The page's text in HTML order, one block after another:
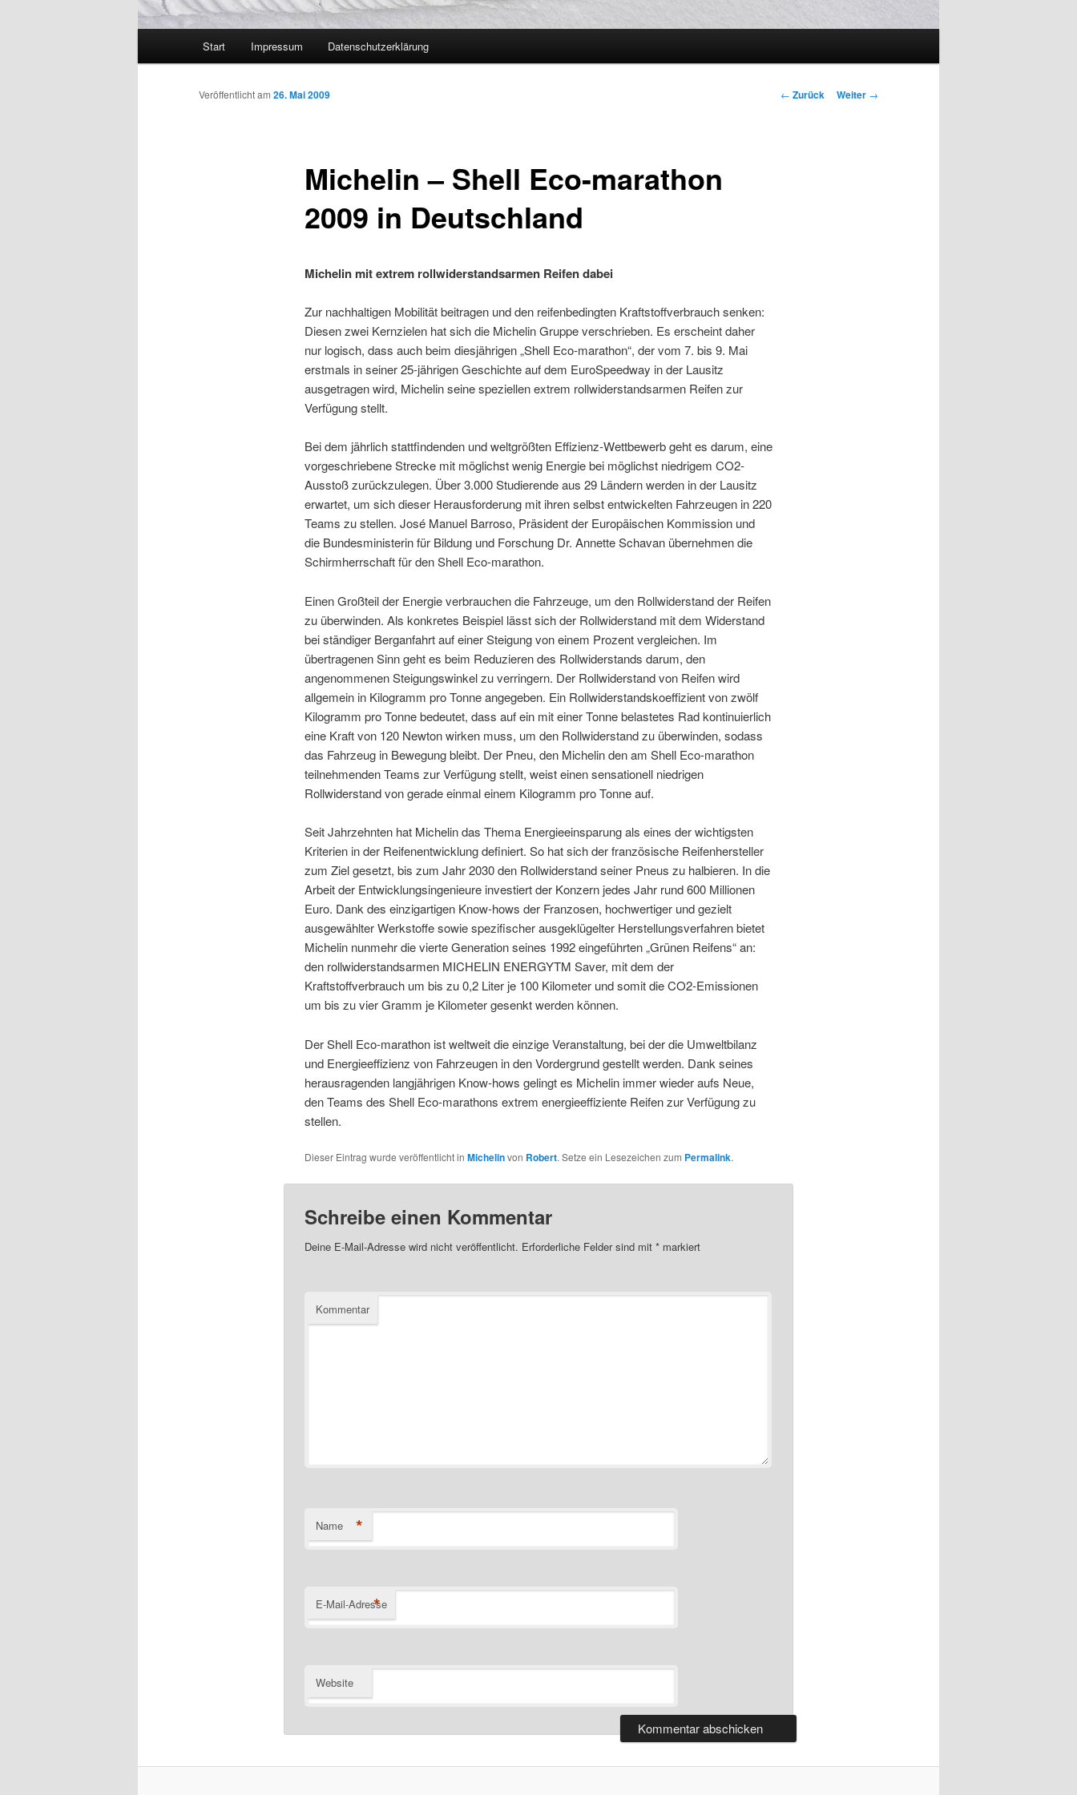
Start Impressum Datenschutzerklärung
Beitrags-
← Zurück Weiter →
Michelin – Shell Eco-marathon
2009 in Deutschland
Veröffentlicht am 26. Mai 2009
Michelin mit extrem rollwiderstandsarmen Reifen dabei
Zur nachhaltigen Mobilität beitragen und den reifenbedingten Kraftstoffverbrauch senken:
Diesen zwei Kernzielen hat sich die Michelin Gruppe verschrieben. Es erscheint daher
nur logisch, dass auch beim diesjährigen „Shell Eco-marathon“, der vom 7. bis 9. Mai
erstmals in seiner 25-jährigen Geschichte auf dem EuroSpeedway in der Lausitz
ausgetragen wird, Michelin seine speziellen extrem rollwiderstandsarmen Reifen zur
Verfügung stellt.
Bei dem jährlich stattfindenden und weltgrößten Effizienz-Wettbewerb geht es darum, eine
vorgeschriebene Strecke mit möglichst wenig Energie bei möglichst niedrigem CO2-
Ausstoß zurückzulegen. Über 3.000 Studierende aus 29 Ländern werden in der Lausitz
erwartet, um sich dieser Herausforderung mit ihren selbst entwickelten Fahrzeugen in 220
Teams zu stellen. José Manuel Barroso, Präsident der Europäischen Kommission und
die Bundesministerin für Bildung und Forschung Dr. Annette Schavan übernehmen die
Schirmherrschaft für den Shell Eco-marathon.
Einen Großteil der Energie verbrauchen die Fahrzeuge, um den Rollwiderstand der Reifen
zu überwinden. Als konkretes Beispiel lässt sich der Rollwiderstand mit dem Widerstand
bei ständiger Berganfahrt auf einer Steigung von einem Prozent vergleichen. Im
übertragenen Sinn geht es beim Reduzieren des Rollwiderstands darum, den
angenommenen Steigungswinkel zu verringern. Der Rollwiderstand von Reifen wird
allgemein in Kilogramm pro Tonne angegeben. Ein Rollwiderstandskoeffizient von zwölf
Kilogramm pro Tonne bedeutet, dass auf ein mit einer Tonne belastetes Rad kontinuierlich
eine Kraft von 120 Newton wirken muss, um den Rollwiderstand zu überwinden, sodass
das Fahrzeug in Bewegung bleibt. Der Pneu, den Michelin den am Shell Eco-marathon
teilnehmenden Teams zur Verfügung stellt, weist einen sensationell niedrigen
Rollwiderstand von gerade einmal einem Kilogramm pro Tonne auf.
Seit Jahrzehnten hat Michelin das Thema Energieeinsparung als eines der wichtigsten
Kriterien in der Reifenentwicklung definiert. So hat sich der französische Reifenhersteller
zum Ziel gesetzt, bis zum Jahr 2030 den Rollwiderstand seiner Pneus zu halbieren. In die
Arbeit der Entwicklungsingenieure investiert der Konzern jedes Jahr rund 600 Millionen
Euro. Dank des einzigartigen Know-hows der Franzosen, hochwertiger und gezielt
ausgewählter Werkstoffe sowie spezifischer ausgeklügelter Herstellungsverfahren bietet
Michelin nunmehr die vierte Generation seines 1992 eingeführten „Grünen Reifens“ an:
den rollwiderstandsarmen MICHELIN ENERGYTM Saver, mit dem der
Kraftstoffverbrauch um bis zu 0,2 Liter je 100 Kilometer und somit die CO2-Emissionen
um bis zu vier Gramm je Kilometer gesenkt werden können.
Der Shell Eco-marathon ist weltweit die einzige Veranstaltung, bei der die Umweltbilanz
und Energieeffizienz von Fahrzeugen in den Vordergrund gestellt werden. Dank seines
herausragenden langjährigen Know-hows gelingt es Michelin immer wieder aufs Neue,
den Teams des Shell Eco-marathons extrem energieeffiziente Reifen zur Verfügung zu
stellen.
Dieser Eintrag wurde veröffentlicht in Michelinvon Robert. Setze ein Lesezeichen zum Permalink.
Schreibe einen Kommentar
Deine E-Mail-Adresse wird nicht veröffentlicht. Erforderliche Felder sind mit *markiert
Kommentar
Name *
E-Mail-Adresse
*
Website